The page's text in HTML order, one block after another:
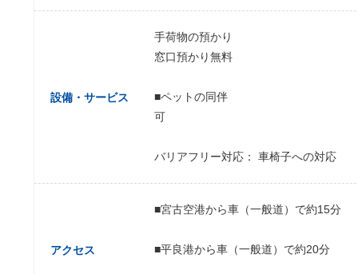
設備・サービス
手荷物の預かり
窓口預かり無料
■ペットの同伴
可
バリアフリー対応： 車椅子への対応
アクセス
■宮古空港から車（一般道）で約15分
■平良港から車（一般道）で約20分